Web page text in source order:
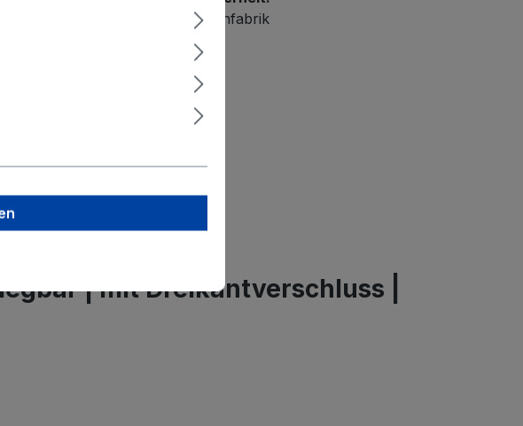
Schake GmbH Metallwarenfabrik
Produktdatenblatt
| mit Dreikantverschluss |